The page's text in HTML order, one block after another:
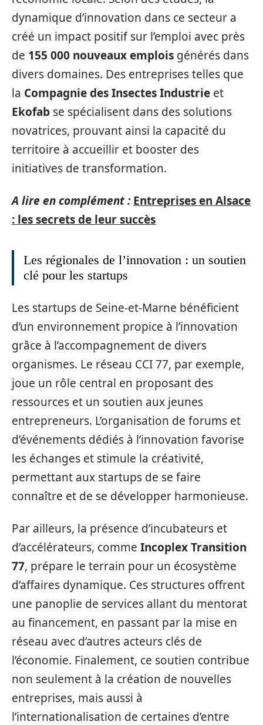
dynamique d’innovation dans ce secteur a
créé un impact positif sur l’emploi avec près
de 155 000 nouveaux emplois générés dans
divers domaines. Des entreprises telles que
la Compagnie des Insectes Industrie et
Ekofab se spécialisent dans des solutions
novatrices, prouvant ainsi la capacité du
territoire à accueillir et booster des
initiatives de transformation.
A lire en complément : Entreprises en Alsace
: les secrets de leur succès
Les régionales de l’innovation : un soutien
clé pour les startups
Les startups de Seine-et-Marne bénéficient
d’un environnement propice à l’innovation
grâce à l’accompagnement de divers
organismes. Le réseau CCI 77, par exemple,
joue un rôle central en proposant des
ressources et un soutien aux jeunes
entrepreneurs. L’organisation de forums et
d’événements dédiés à l’innovation favorise
les échanges et stimule la créativité,
permettant aux startups de se faire
connaître et de se développer harmonieuse.
Par ailleurs, la présence d’incubateurs et
d’accélérateurs, comme Incoplex Transition
77, prépare le terrain pour un écosystème
d’affaires dynamique. Ces structures offrent
une panoplie de services allant du mentorat
au financement, en passant par la mise en
réseau avec d’autres acteurs clés de
l’économie. Finalement, ce soutien contribue
non seulement à la création de nouvelles
entreprises, mais aussi à
l’internationalisation de certaines d’entre